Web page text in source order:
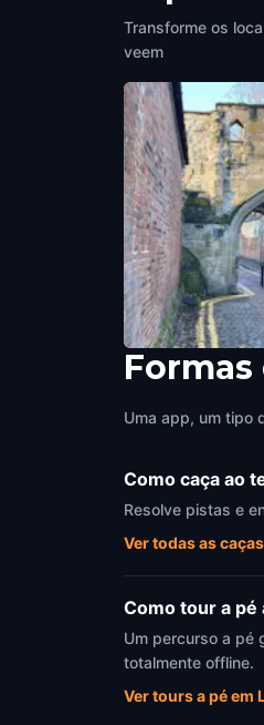
Transforme os
veem
Turret Gateway
Uma app, um tipo
Como caça ao
Resolve pistas e
Ver todas as
Como tour a pé
Um percurso a pé
totalmente offline.
Ver tours a pé em